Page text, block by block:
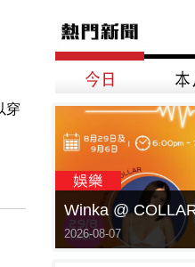
穿
2026-08-07